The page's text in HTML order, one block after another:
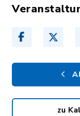
zu